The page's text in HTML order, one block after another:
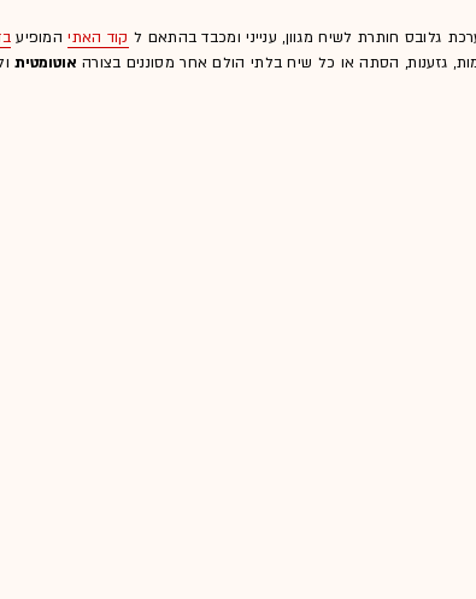
גלובס חותרת לשיח מגוון, ענייני ומכבד בהתאם ל קוד האתיהמופיע
גזענות, הסתה או כל שיח בלתי הולם אחר מסוננים בצורה אוטומטית